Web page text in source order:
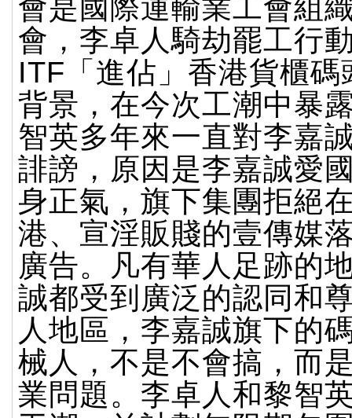
會是國際運輸業工會組
會，李卓人騎劫罷工行
ITF「進佔」香港貨櫃碼
背景，在今次工潮中暴
智英多年來一直對李嘉
誹謗，原因是李嘉誠愛
身正氣，旗下集團拒絕
港、宣淫販賤的壹傳媒
廣告。凡有華人足跡的
誠都受到廣泛的認同和
人地區，李嘉誠旗下的
械人，不是不會搞，而
業問題。李卓人和黎智